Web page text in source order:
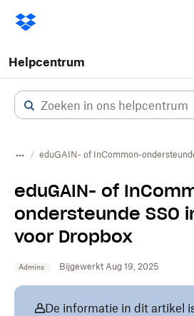
Helpcentrum
eduGAIN- of InCommon-
eduGAIN- of
ondersteunde SSO
voor Dropbox
Admins Bijgewerkt Aug 19, 2025
De informatie in dit artikel